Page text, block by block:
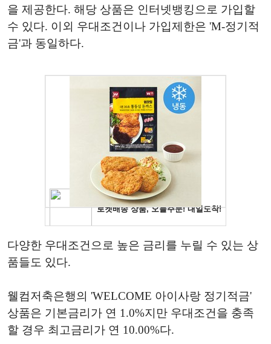
을 제공한다. 해당 상품은 인터넷뱅킹으로 가입할
수 있다. 이외 우대조건이나 가입제한은 'M-정기적
금'과 동일하다.
다양한 우대조건으로 높은 금리를 누릴 수 있는 상
품들도 있다.
웰컴저축은행의 'WELCOME 아이사랑 정기적금'
상품은 기본금리가 연 1.0%지만 우대조건을 충족
할 경우 최고금리가 연 10.00%다.